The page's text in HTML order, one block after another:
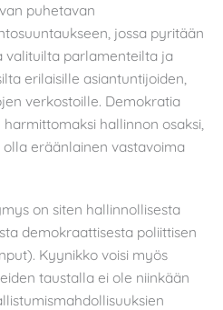
puhetavan
jossa pyritään
valituilta parlamenteilta ja
erilaisille asiantuntijoiden,
verkostoille. Demokratia
hallinnon osaksi,
eräänlainen vastavoima
on siten hallinnollisesta
demokraattisesta poliittisen
Kyynikko voisi myös
taustalla ei ole niinkään